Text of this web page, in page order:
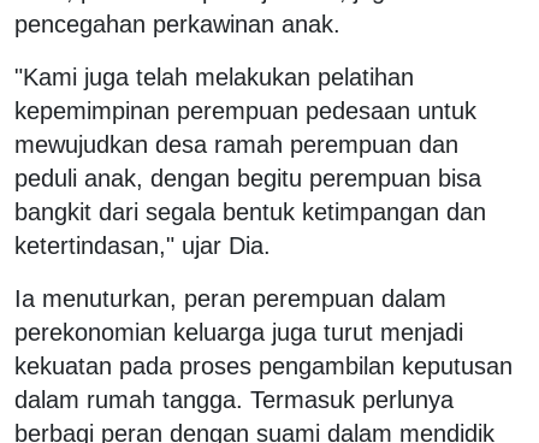
pencegahan perkawinan anak.
"Kami juga telah melakukan pelatihan
kepemimpinan perempuan pedesaan untuk
mewujudkan desa ramah perempuan dan
peduli anak, dengan begitu perempuan bisa
bangkit dari segala bentuk ketimpangan dan
ketertindasan," ujar Dia.
Ia menuturkan, peran perempuan dalam
perekonomian keluarga juga turut menjadi
kekuatan pada proses pengambilan keputusan
dalam rumah tangga. Termasuk perlunya
berbagi peran dengan suami dalam mendidik